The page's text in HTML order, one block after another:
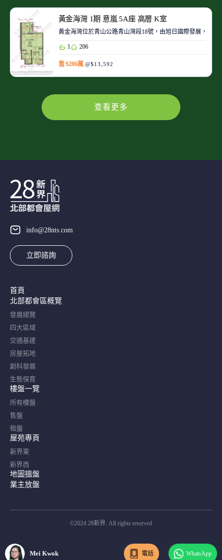
黃金海灣 1期 意嵐 5A座 高層 K室
黃金海灣位於青山公路青山灣段18號，由旭日國際發展，於
1 206
售 $280萬 @$13,592
查看更多
info@28nts.com
立即諮詢
首頁
北部都會區概覽​
發展總覽
四大區域
交通基建
房屋拓地
創科發展
生態保育
樓盤一覽
所有樓盤
售盤
租盤
屋苑專頁
新界東
新界西
地圖搵盤
業主放盤
©2024 28新界. All rights reserved
Mei Kwok
Mei Kwok 電話 WhatsApp